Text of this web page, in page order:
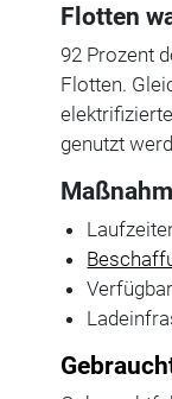
Flotten
92 Prozent
Flotten.
genutzt